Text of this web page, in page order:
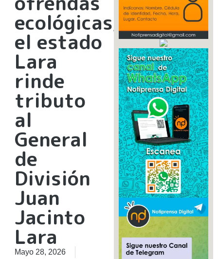
ecológicas,
el estado
Lara
rinde
tributo
al
General
de
División
Juan
Jacinto
Lara
Mayo 28, 2026